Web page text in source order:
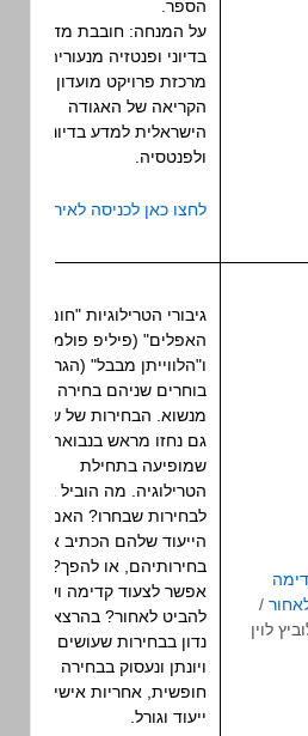
על המנחה: חובבת מדע
בדיוני ופנטזיה מנעוריה,
מרכזת פרויקט מועדון
הקריאה של האגודה
הישראלית למדע בדיוני
ולפנטסיה.
לחצו כאן לכניסה לאירוע
גיבורי הטרילוגיות "חומריו
האפלים" (פיליפ פולמן)
ו"הלווייתן מבבל" (הגר ינאי)
בוחרים שניהם בחירה קשה
מנשוא. הבחירות של שניהם
גם נחזו מראש בנבואה
שמופיעה בתחילת
הטרילוגיה. מה הוביל אותם
לבחירות שבחרו? האם
הייעוד שלהם הכתיב את
בחירותיהם, או להפך? ואיך
אפשר לצעוד קדימה ועדיין
להביט לאחור? בהרצאה
נדון בבחירות שעושים ליירה
ויונתן ונעסוק בבחירה
חופשית, אחריות אישית,
ייעוד וגורל.